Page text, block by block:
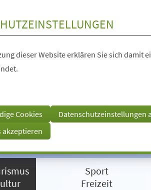
dieser Website erklären Sie sich damit
Cookies
Datenschutzeinstellungen
akzeptieren
Sport
Freizeit